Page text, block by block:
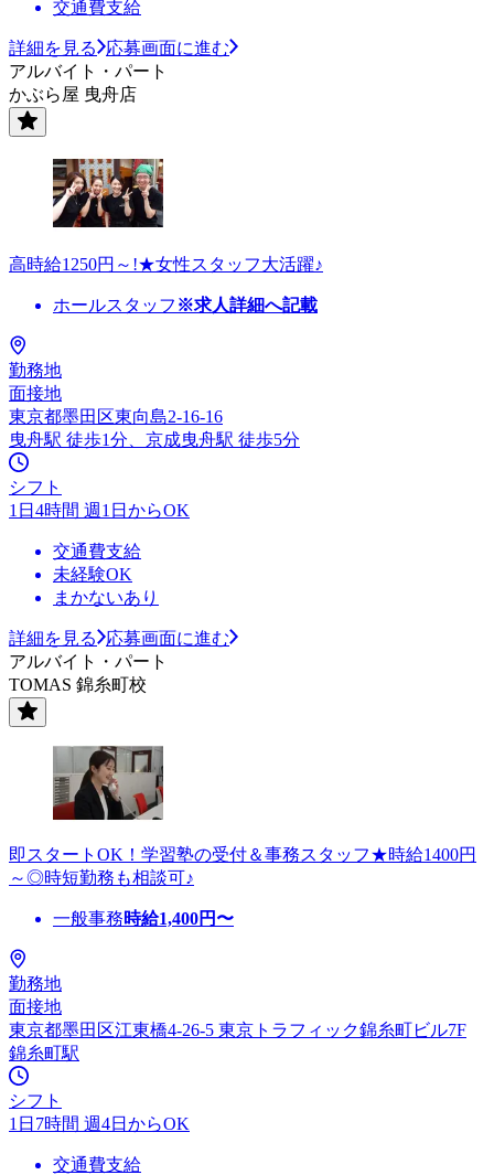
交通費支給
詳細を見る
応募画面に進む
アルバイト・パート
かぶら屋 曳舟店
高時給1250円～!★女性スタッフ大活躍♪
ホールスタッフ ※求人詳細へ記載
勤務地
面接地
東京都墨田区東向島2-16-16
曳舟駅 徒歩1分、京成曳舟駅 徒歩5分
シフト
1日4時間 週1日からOK
交通費支給
未経験OK
まかないあり
詳細を見る
応募画面に進む
アルバイト・パート
TOMAS 錦糸町校
即スタートOK！学習塾の受付＆事務スタッフ★時給1400円
～◎時短勤務も相談可♪
一般事務時給1,400円〜
勤務地
面接地
東京都墨田区江東橋4-26-5 東京トラフィック錦糸町ビル7F
錦糸町駅
シフト
1日7時間 週4日からOK
交通費支給